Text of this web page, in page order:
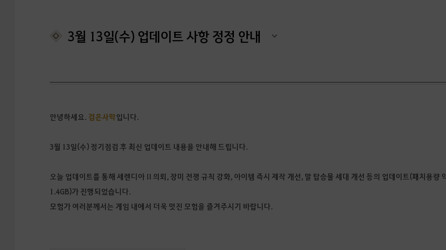
3월 13일(수) 업데이트 사항 정정 안내
안녕하세요. 검은사막입니다.
3월 13일(수) 정기점검 후 최신 업데이트 내용을 안내해 드립니다.
오늘 업데이트를 통해 세렌디아 II 의뢰, 장미 전쟁 규칙 강화, 아이템 즉시 제작 개선, 말 탑승물 세대 개선 등의 업데이트(패치용량
1.4GB)가 진행되었습니다.
모험가 여러분께서는 게임 내에서 더욱 멋진 모험을 즐겨주시기 바랍니다.